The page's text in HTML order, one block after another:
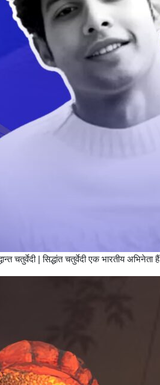
चतुर्वेदी | सिद्धांत चतुर्वेदी एक भारतीय अभिनेता हैं